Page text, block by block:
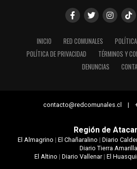
INICIO RED COMUNALES
POLÍTICA DE PRIVACIDAD
TÉRMINOS Y
DENUNCIAS
contacto@redcomunales.cl |
Región de
El Almagrino | El Chañaralino | Diario
Diario Tierra Amarilla
El Altino | Diario Vallenar| El